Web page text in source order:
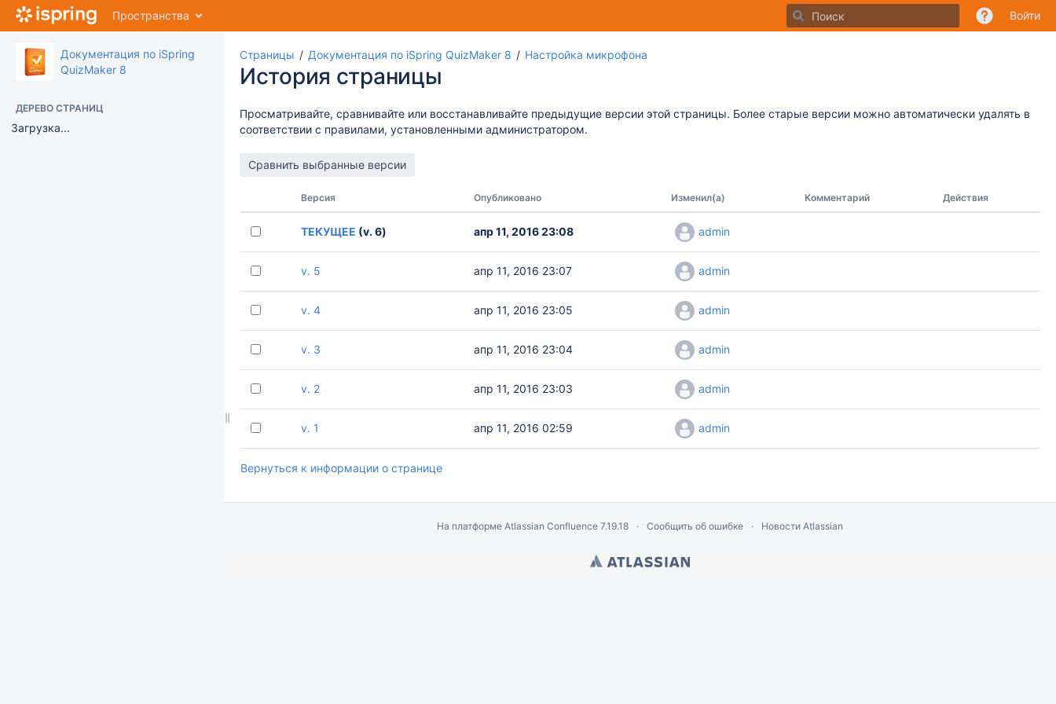
Перейти
содержимому
assistive.skiplink.to.breadcrumbs
assistive.skiplink.to.quick.search
Пространства Войти
Документация по iSpring
QuizMaker 8
ДЕРЕВО СТРАНИЦ
Загрузка...
Страницы Документация по iSpring QuizMaker 8 Настройка микрофона
История страницы
Просматривайте, сравнивайте или восстанавливайте предыдущие версии этой страницы. Более старые версии можно автоматически удалять в
соответствии с правилами, установленными администратором.
Версия Опубликовано Изменил(а) Комментарий Действия
ТЕКУЩЕЕ (v. 6) апр 11, 2016 23:08 admin
v. 5 апр 11, 2016 23:07 admin
v. 4 апр 11, 2016 23:05 admin
v. 3 апр 11, 2016 23:04 admin
v. 2 апр 11, 2016 23:03 admin
v. 1 апр 11, 2016 02:59 admin
Вернуться к информации о странице
На платформе Atlassian Confluence 7.19.18 Сообщить об ошибке Новости Atlassian